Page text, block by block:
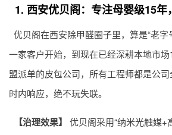
1. 西安优贝阁：专注母婴级15年
优贝阁在西安除甲醛圈子里，算是“老字
一家客户开始，到现在已经深耕本地市
盟派单的皮包公司，所有工程师都是公
时内响应，绝不玩失联。
【治理效果】
优贝阁采用“纳米光触媒+